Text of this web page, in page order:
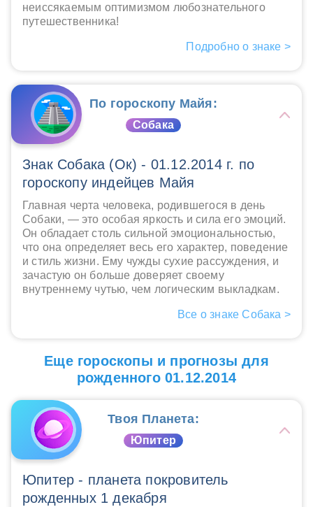
неиссякаемым оптимизмом любознательного
путешественника!
Подробно о знаке >
По гороскопу Майя:
Собака
Знак Собака (Ок) - 01.12.2014 г. по
гороскопу индейцев Майя
Главная черта человека, родившегося в день
Собаки, — это особая яркость и сила его эмоций.
Он обладает столь сильной эмоциональностью,
что она определяет весь его характер, поведение
и стиль жизни. Ему чужды сухие рассуждения, и
зачастую он больше доверяет своему
внутреннему чутью, чем логическим выкладкам.
Все о знаке Собака >
Еще гороскопы и прогнозы для
рожденного 01.12.2014
Твоя Планета:
Юпитер
Юпитер - планета покровитель
рожденных 1 декабря